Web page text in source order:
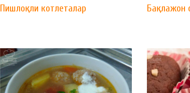
Пишлоқли котлеталар Бақлажон